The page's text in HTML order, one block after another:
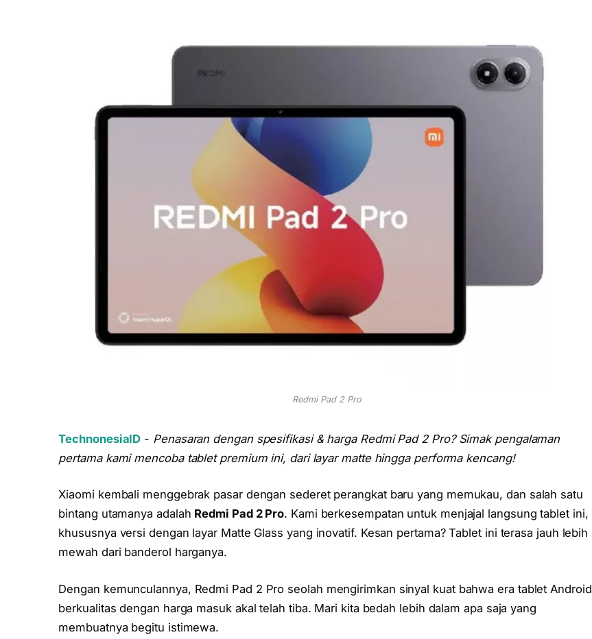
Redmi Pad 2 Pro
TechnonesiaID - Penasaran dengan spesifikasi & harga Redmi Pad 2 Pro? Simak pengalaman
pertama kami mencoba tablet premium ini, dari layar matte hingga performa kencang!
Xiaomi kembali menggebrak pasar dengan sederet perangkat baru yang memukau, dan salah satu
bintang utamanya adalah Redmi Pad 2 Pro. Kami berkesempatan untuk menjajal langsung tablet ini,
khususnya versi dengan layar Matte Glass yang inovatif. Kesan pertama? Tablet ini terasa jauh lebih
mewah dari banderol harganya.
Dengan kemunculannya, Redmi Pad 2 Pro seolah mengirimkan sinyal kuat bahwa era tablet Android
berkualitas dengan harga masuk akal telah tiba. Mari kita bedah lebih dalam apa saja yang
membuatnya begitu istimewa.